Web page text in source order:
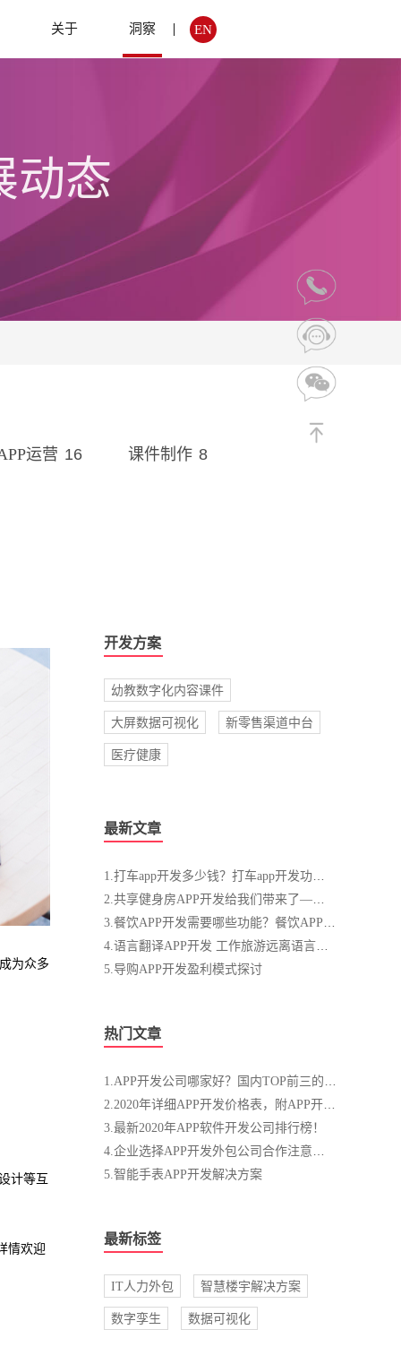
关于 洞察 EN
动态
运营 16 课件制作 8
开发方案
幼教数字化内容课件
大屏数据可视化 新零售渠道中台
医疗健康
最新文章
5.导购APP开发盈利模式探讨
热门文章
3.最新2020年APP软件开发公司排行榜！
5.智能手表APP开发解决方案
最新标签
IT人力外包 智慧楼宇解决方案
数字孪生 数据可视化
为众多
计等互
情欢迎